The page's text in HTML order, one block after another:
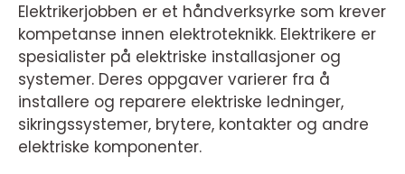
Elektrikerjobben er et håndverksyrke som krever
kompetanse innen elektroteknikk. Elektrikere er
spesialister på elektriske installasjoner og
systemer. Deres oppgaver varierer fra å
installere og reparere elektriske ledninger,
sikringssystemer, brytere, kontakter og andre
elektriske komponenter.